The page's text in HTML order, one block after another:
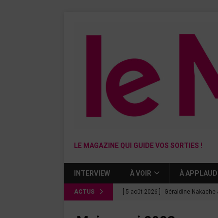
LE MAGAZINE QUI GUIDE VOS SORTIES !
INTERVIEW À VOIR À
ACTUS [ 5 août 2026 ] Géraldine